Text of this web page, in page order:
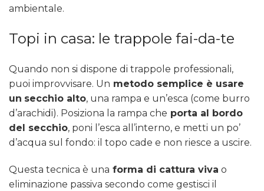
ambientale.
Topi in casa: le trappole fai-da-te
Quando non si dispone di trappole professionali,
puoi improvvisare. Un metodo semplice è usare
un secchio alto, una rampa e un’esca (come burro
d’arachidi). Posiziona la rampa che porta al bordo
del secchio, poni l’esca all’interno, e metti un po’
d’acqua sul fondo: il topo cade e non riesce a uscire.
Questa tecnica è una forma di cattura viva o
eliminazione passiva secondo come gestisci il